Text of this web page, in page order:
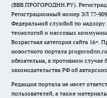
(ВВВ.ПРОГОРОДНН.РУ).
Регистрационный номер ЭЛ 77-
Федеральной службой по
технологий и массовых
Возрастная категория сайта 16+.
новостного портала
обязательна, в противном
законодательства РФ об
Редакция портала не несет
пользователей, а также